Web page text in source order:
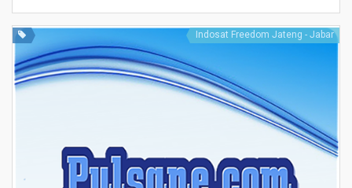
Indosat Freedom Jateng - Jabar